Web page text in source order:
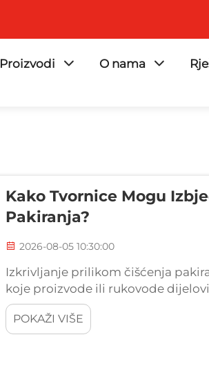
Proizvodi O nama
Kako Tvornice Mogu
Pakiranja?
2026-08-05 10:30:00
Izkrivljanje prilikom čišćenja
koje proizvode ili rukovode
oštrice, njihova učinkovitost
POKAŽI VIŠE